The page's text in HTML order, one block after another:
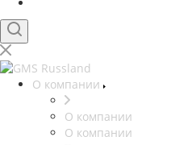
О компании
О компании
О компании